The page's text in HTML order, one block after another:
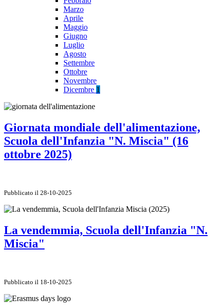
Marzo
Aprile
Maggio
Giugno
Luglio
Agosto
Settembre
Ottobre
Novembre
Dicembre 1
Giornata mondiale dell'alimentazione,
Scuola dell'Infanzia "N. Miscia" (16
ottobre 2025)
Pubblicato il 28-10-2025
La vendemmia, Scuola dell'Infanzia "N.
Miscia"
Pubblicato il 18-10-2025